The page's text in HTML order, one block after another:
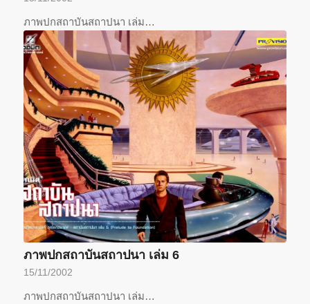
ภาพปกสถาบันสถาปนา เล่ม…
ภาพปกสถาบันสถาปนา เล่ม 6
15/11/2002
ภาพปกสถาบันสถาปนา เล่ม…